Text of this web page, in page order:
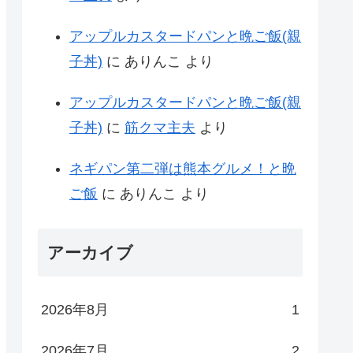
アップルカスタードパンと晩ご飯(親
子丼) に ありんこ より
アップルカスタードパンと晩ご飯(親
子丼) に 筋クマ主夫 より
ネギパン第二弾は熊本グルメ！と晩
ご飯 に ありんこ より
アーカイブ
2026年8月 1